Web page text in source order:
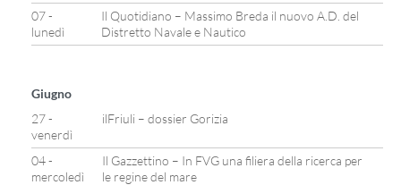
07 -
lunedì
Il Quotidiano – Massimo Breda il nuovo A.D. del
Distretto Navale e Nautico
Giugno
27 -
venerdì
ilFriuli – dossier Gorizia
04 -
mercoledì
Il Gazzettino – In FVG una filiera della ricerca per
le regine del mare